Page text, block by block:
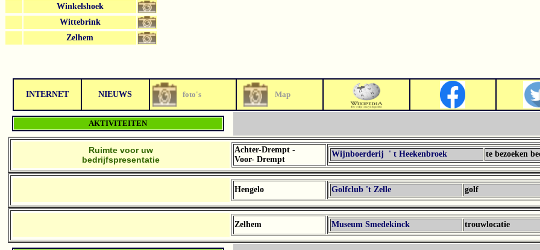
Winkelshoek
Wittebrink
Zelhem
INTERNET NIEUWS foto's Map
AKTIVITEITEN
Ruimte voor uw
bedrijfspresentatie
Achter-Drempt -
Voor- Drempt
Wijnboerderij ' t Heekenbroek te bezoeken
Hengelo Golfclub 't Zelle golf
Zelhem Museum Smedekinck trouwlocatie